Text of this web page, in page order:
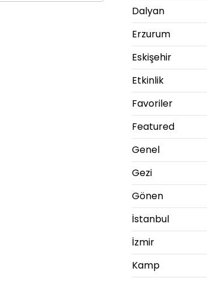
Dalyan
Erzurum
Eskişehir
Etkinlik
Favoriler
Featured
Genel
Gezi
Gönen
İstanbul
İzmir
Kamp